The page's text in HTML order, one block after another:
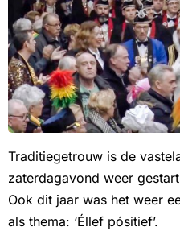
Traditiegetrouw is de
zaterdagavond weer
Ook dit jaar was het weer
als thema: ‘Éllef pósitief’.